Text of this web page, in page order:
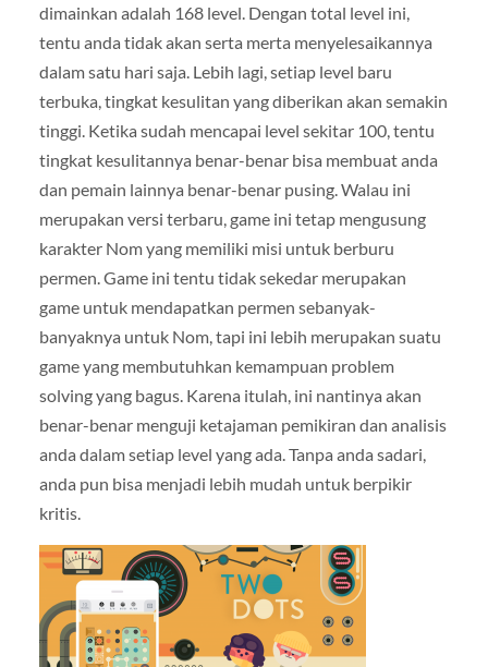
dimainkan adalah 168 level. Dengan total level ini,
tentu anda tidak akan serta merta menyelesaikannya
dalam satu hari saja. Lebih lagi, setiap level baru
terbuka, tingkat kesulitan yang diberikan akan semakin
tinggi. Ketika sudah mencapai level sekitar 100, tentu
tingkat kesulitannya benar-benar bisa membuat anda
dan pemain lainnya benar-benar pusing. Walau ini
merupakan versi terbaru, game ini tetap mengusung
karakter Nom yang memiliki misi untuk berburu
permen. Game ini tentu tidak sekedar merupakan
game untuk mendapatkan permen sebanyak-
banyaknya untuk Nom, tapi ini lebih merupakan suatu
game yang membutuhkan kemampuan problem
solving yang bagus. Karena itulah, ini nantinya akan
benar-benar menguji ketajaman pemikiran dan analisis
anda dalam setiap level yang ada. Tanpa anda sadari,
anda pun bisa menjadi lebih mudah untuk berpikir
kritis.